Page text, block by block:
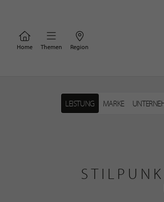
Home Themen Region
LEISTUNG MARKE